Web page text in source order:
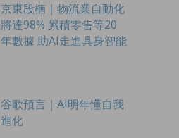
京東段楠｜物流業自動化
將達98% 累積零售等20
年數據 助AI走進具身智能
谷歌預言｜AI明年懂自我
進化